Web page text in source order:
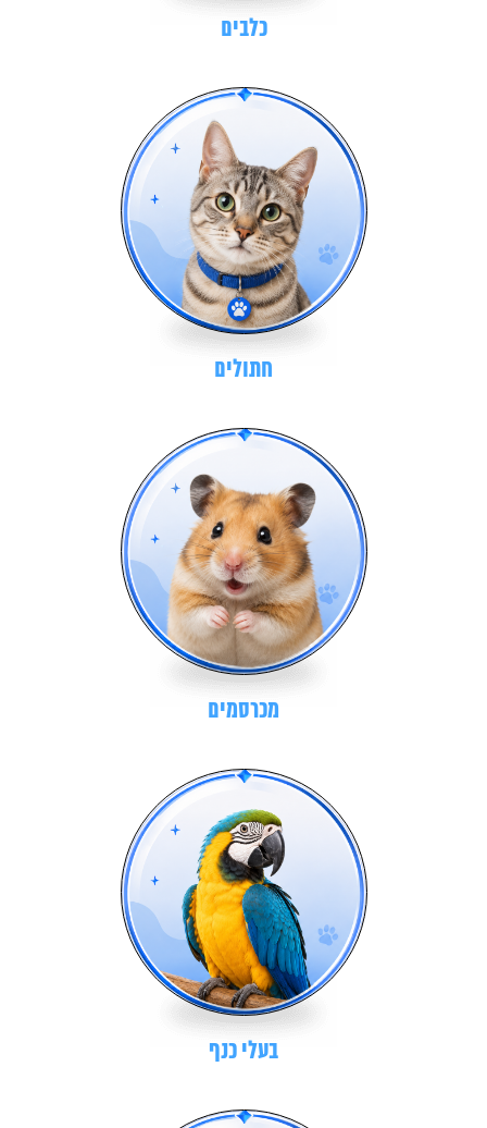
כלבים
חתולים
מכרסמים
בעלי כנף